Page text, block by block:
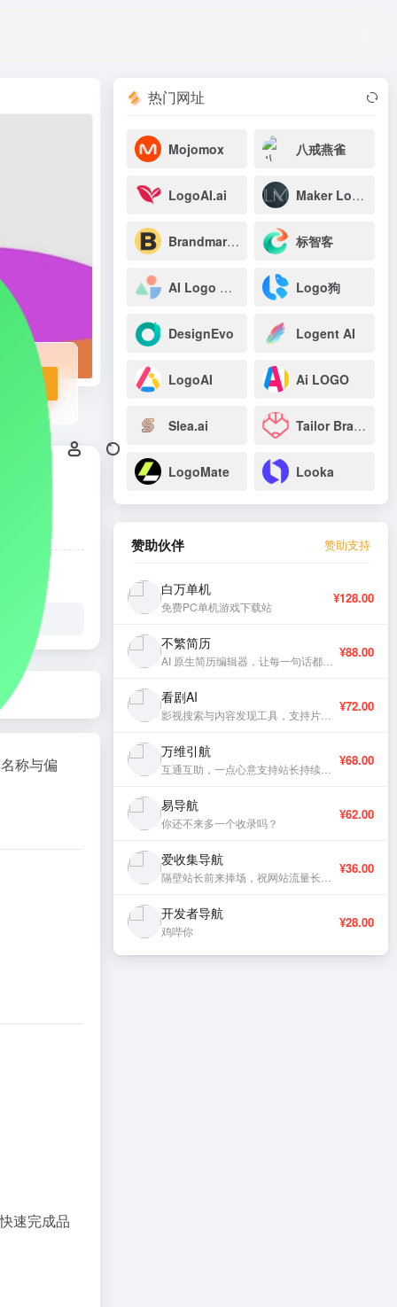
称与偏
速完成品
热门网址
Mojomox 八戒燕雀
LogoAI.ai Maker Logo
Brandmark Maker 标智客
AI Logo Maker Logo狗
DesignEvo Logent AI
LogoAI Ai LOGO
Slea.ai Tailor Brands Logo
LogoMate Looka
赞助伙伴 赞助支持
白万单机
免费PC单机游戏下载站
¥128.00
不繁简历 ¥88.00
看剧AI ¥72.00
万维引航 ¥68.00
易导航
你还不来多一个收录吗？
¥62.00
爱收集导航 ¥36.00
开发者导航
鸡哔你
¥28.00